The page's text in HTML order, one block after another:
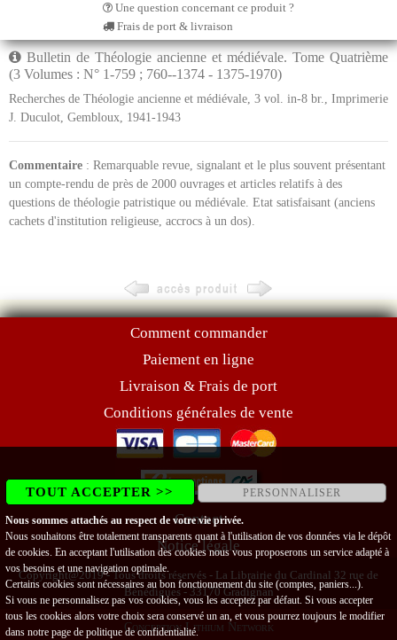
Une question concernant ce produit ?
Frais de port & livraison
Bulletin de Théologie ancienne et médiévale. Tome Quatrième
(3 Volumes : N° 1-759 ; 760--1374 - 1375-1970)
Recherches de Théologie ancienne et médiévale, 3 vol. in-8 br., Imprimerie
J. Duculot, Gembloux, 1941-1943
Commentaire : Remarquable revue, signalant et le plus souvent présentant
un compte-rendu de près de 2000 ouvrages et articles relatifs à des
questions de théologie patristique ou médiévale. Etat satisfaisant (anciens
cachets d'institution religieuse, accrocs à un dos).
Comment commander
Paiement en ligne
Livraison & Frais de port
Conditions générales de vente
Contact
Notice légale
Copyright@2019 - Tous droits réservés - La Librairie du Cardinal 32 rue de
Bénédigues - 33170 Gradignan
Conception Lithium Network
TOUT ACCEPTER >> PERSONNALISER
Nous sommes attachés au respect de votre vie privée.
Nous souhaitons être totalement transparents quant à l'utilisation de vos données via le dépôt
de cookies. En acceptant l'utilisation des cookies nous vous proposerons un service adapté à
vos besoins et une navigation optimale.
Certains cookies sont nécessaires au bon fonctionnement du site (comptes, paniers...).
Si vous ne personnalisez pas vos cookies, vous les acceptez par défaut. Si vous accepter
tous les cookies alors votre choix sera conservé un an, et vous pourrez toujours le modifier
dans notre page de politique de confidentialité.